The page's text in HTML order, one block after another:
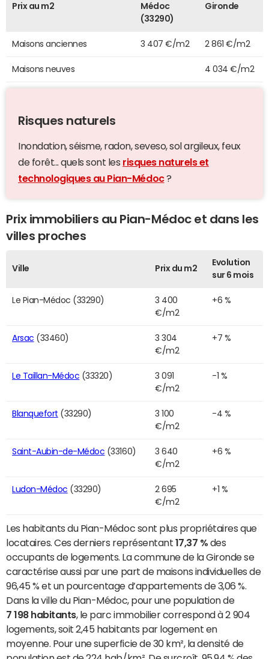
Prix au m2
Médoc
(33290)
Gironde
Maisons anciennes 3 407 €/m2 2 861 €/m2
Maisons neuves 4 034 €/m2
Risques naturels
Inondation, séisme, radon, seveso, sol argileux, feux
de forêt... quels sont les risques naturels et
technologiques au Pian-Médoc?
Prix immobiliers au Pian-Médoc et dans les
villes proches
Ville Prix du m2
Evolution
sur 6 mois
Le Pian-Médoc (33290)
3 400
€/m2
+6 %
Arsac (33460)
3 304
€/m2
+7 %
Le Taillan-Médoc (33320)
3 091
€/m2
-1 %
Blanquefort (33290)
3 100
€/m2
-4 %
Saint-Aubin-de-Médoc (33160)
3 640
€/m2
+6 %
Ludon-Médoc (33290)
2 695
€/m2
+1 %
Les habitants du Pian-Médoc sont plus propriétaires que
locataires. Ces derniers représentant 17,37 % des
occupants de logements. La commune de la Gironde se
caractérise aussi par une part de maisons individuelles de
96,45 % et un pourcentage d’appartements de 3,06 %.
Dans la ville du Pian-Médoc, pour une population de
7 198 habitants, le parc immobilier correspond à 2 904
logements, soit 2,45 habitants par logement en
moyenne. Pour une superficie de 30 km², la densité de